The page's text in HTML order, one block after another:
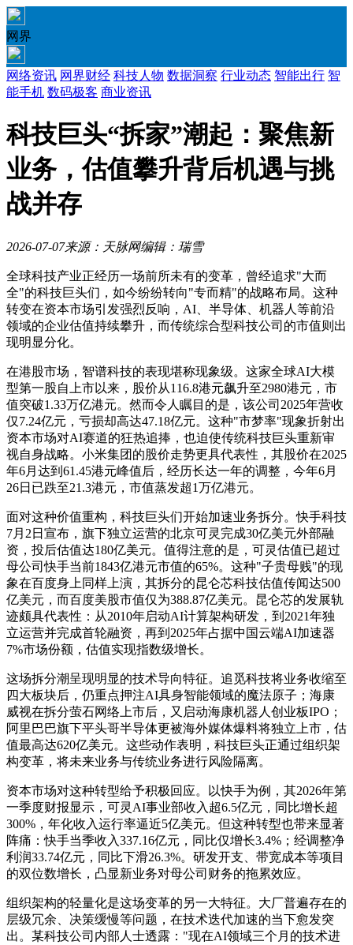
网界
网络资讯 网界财经 科技人物 数据洞察 行业动态 智能出行 智
能手机 数码极客 商业资讯
科技巨头“拆家”潮起：聚焦新
业务，估值攀升背后机遇与挑
战并存
2026-07-07来源：天脉网编辑：瑞雪
全球科技产业正经历一场前所未有的变革，曾经追求"大而
全"的科技巨头们，如今纷纷转向"专而精"的战略布局。这种
转变在资本市场引发强烈反响，AI、半导体、机器人等前沿
领域的企业估值持续攀升，而传统综合型科技公司的市值则出
现明显分化。
在港股市场，智谱科技的表现堪称现象级。这家全球AI大模
型第一股自上市以来，股价从116.8港元飙升至2980港元，市
值突破1.33万亿港元。然而令人瞩目的是，该公司2025年营收
仅7.24亿元，亏损却高达47.18亿元。这种"市梦率"现象折射出
资本市场对AI赛道的狂热追捧，也迫使传统科技巨头重新审
视自身战略。小米集团的股价走势更具代表性，其股价在2025
年6月达到61.45港元峰值后，经历长达一年的调整，今年6月
26日已跌至21.3港元，市值蒸发超1万亿港元。
面对这种价值重构，科技巨头们开始加速业务拆分。快手科技
7月2日宣布，旗下独立运营的北京可灵完成30亿美元外部融
资，投后估值达180亿美元。值得注意的是，可灵估值已超过
母公司快手当前1843亿港元市值的65%。这种"子贵母贱"的现
象在百度身上同样上演，其拆分的昆仑芯科技估值传闻达500
亿美元，而百度美股市值仅为388.87亿美元。昆仑芯的发展轨
迹颇具代表性：从2010年启动AI计算架构研发，到2021年独
立运营并完成首轮融资，再到2025年占据中国云端AI加速器
7%市场份额，估值实现指数级增长。
这场拆分潮呈现明显的技术导向特征。追觅科技将业务收缩至
四大板块后，仍重点押注AI具身智能领域的魔法原子；海康
威视在拆分萤石网络上市后，又启动海康机器人创业板IPO；
阿里巴巴旗下平头哥半导体更被海外媒体爆料将独立上市，估
值最高达620亿美元。这些动作表明，科技巨头正通过组织架
构变革，将未来业务与传统业务进行风险隔离。
资本市场对这种转型给予积极回应。以快手为例，其2026年第
一季度财报显示，可灵AI事业部收入超6.5亿元，同比增长超
300%，年化收入运行率逼近5亿美元。但这种转型也带来显著
阵痛：快手当季收入337.16亿元，同比仅增长3.4%；经调整净
利润33.74亿元，同比下滑26.3%。研发开支、带宽成本等项目
的双位数增长，凸显新业务对母公司财务的拖累效应。
组织架构的轻量化是这场变革的另一大特征。大厂普遍存在的
层级冗余、决策缓慢等问题，在技术迭代加速的当下愈发突
出。某科技公司内部人士透露："现在AI领域三个月的技术进